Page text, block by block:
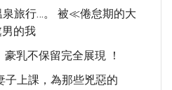
泉旅行…。 被≪倦怠期的大
的我
乳不保留完全展現 ！
子上課，為那些兇惡的